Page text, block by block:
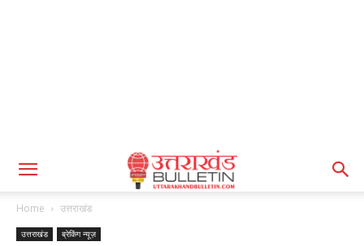
Home उत्तराखंड
उत्तराखंड ब्रेकिंग न्यूज़